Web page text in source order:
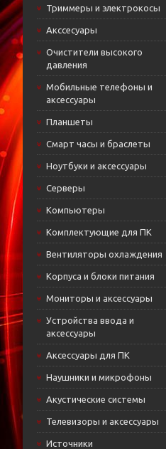
Триммеры и электрокосы
Акссесуары
Очистители высокого
давления
Мобильные телефоны и
аксессуары
Планшеты
Смарт часы и браслеты
Ноутбуки и аксессуары
Cерверы
Компьютеры
Комплектующие для ПК
Вентиляторы охлаждения
Корпуса и блоки питания
Мониторы и аксессуары
Устройства ввода и
аксессуары
Аксессуары для ПК
Наушники и микрофоны
Акустические системы
Телевизоры и аксессуары
Источники